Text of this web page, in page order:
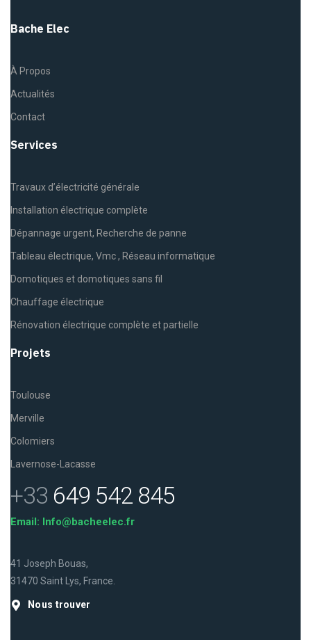
Bache Elec
À Propos
Actualités
Contact
Services
Travaux d’électricité générale
Installation électrique complète
Dépannage urgent, Recherche de panne
Tableau électrique, Vmc , Réseau informatique
Domotiques et domotiques sans fil
Chauffage électrique
Rénovation électrique complète et partielle
Projets
Toulouse
Merville
Colomiers
Lavernose-Lacasse
+33 649 542 845
Email: Info@bacheelec.fr
41 Joseph Bouas,
31470 Saint Lys, France.
Nous trouver